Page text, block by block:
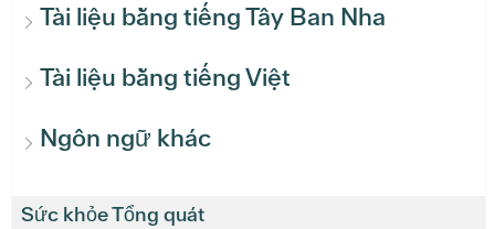
Tài liệu bằng tiếng Tây Ban Nha
Tài liệu bằng tiếng Việt
Ngôn ngữ khác
Sức khỏe Tổng quát